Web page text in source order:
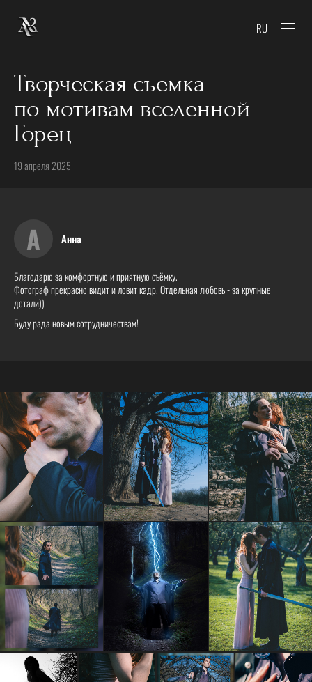
RU
Творческая съемка
по мотивам вселенной
Горец
19 апреля 2025
А Анна
Благодарю за комфортную и приятную съёмку.
Фотограф прекрасно видит и ловит кадр. Отдельная любовь - за крупные
детали))
Буду рада новым сотрудничествам!